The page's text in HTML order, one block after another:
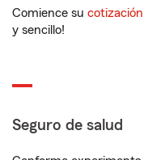
Comience su
y sencillo!
Seguro de salud